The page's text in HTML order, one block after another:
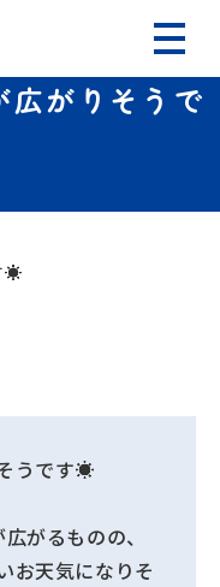
広がりそうで
☀️
うです☀️
がるものの、
お天気になりそ